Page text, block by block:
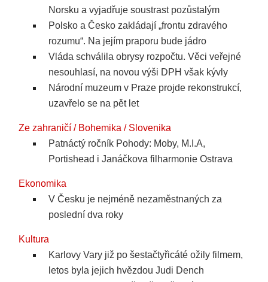
Norsku a vyjadřuje soustrast pozůstalým
Polsko a Česko zakládají „frontu zdravého
rozumu“. Na jejím praporu bude jádro
Vláda schválila obrysy rozpočtu. Věci veřejné
nesouhlasí, na novou výši DPH však kývly
Národní muzeum v Praze projde rekonstrukcí,
uzavřelo se na pět let
Ze zahraničí / Bohemika / Slovenika
Patnáctý ročník Pohody: Moby, M.I.A,
Portishead i Janáčkova filharmonie Ostrava
Ekonomika
V Česku je nejméně nezaměstnaných za
poslední dva roky
Kultura
Karlovy Vary již po šestačtyřicáté ožily filmem,
letos byla jejich hvězdou Judi Dench